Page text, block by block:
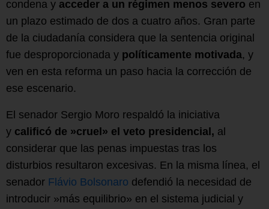
condena y acceder a un régimen menos severo en
un plazo estimado de dos a cuatro años. Gran parte
de la ciudadanía considera que la sentencia original
fue desproporcionada y políticamente motivada, y
ven en esta reforma un paso hacia la corrección de
ese escenario.
El senador Sergio Moro respaldó la iniciativa
y calificó de »cruel» el veto presidencial, al
considerar que las penas impuestas tras los
disturbios resultaron excesivas. En la misma línea, el
senador Flávio Bolsonaro defendió la necesidad de
introducir »más equilibrio» en el sistema judicial y